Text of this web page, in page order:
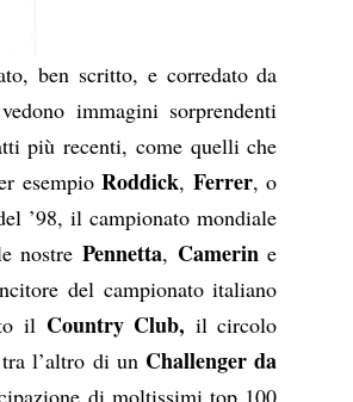
ben scritto, e corredato da
immagini sorprendenti
più recenti, come quelli che
esempioRoddick, Ferrer, o
’98, il campionato mondiale
nostrePennetta, Camerine
del campionato italiano
il Country Club, il circolo
l’altro di un Challenger da
di moltissimi top 100